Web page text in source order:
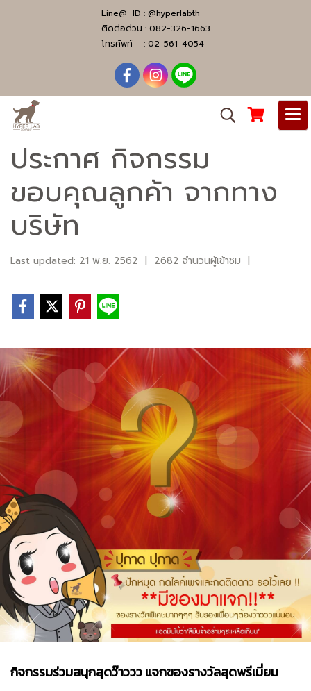
Line@ ID : @hyperlabth
ติดต่อด่วน : 082-326-1663
โทรศัพท์ : 02-561-4054
ประกาศ กิจกรรม
ขอบคุณลูกค้า จากทาง
บริษัท
Last updated: 21 พ.ย. 2562 | 2682 จำนวนผู้เข้าชม |
กิจกรรมร่วมสนุกสุดว๊าววว แจกของรางวัลสุดพรีเมี่ยม